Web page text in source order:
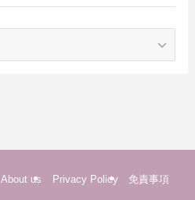
About us Privacy Policy 免責事項